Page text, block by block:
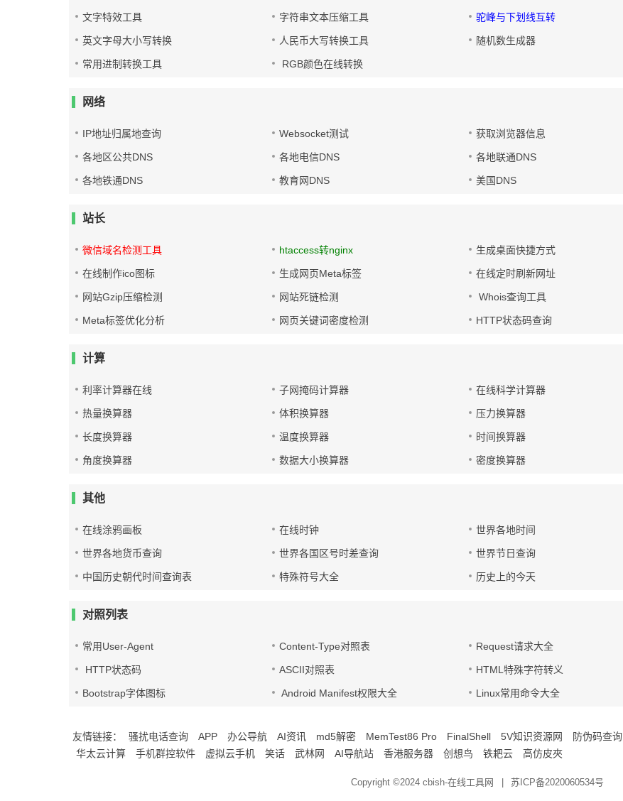
文字特效工具 字符串文本压缩工具 驼峰与下划线互转
英文字母大小写转换 人民币大写转换工具 随机数生成器
常用进制转换工具 RGB颜色在线转换
网络
IP地址归属地查询 Websocket测试 获取浏览器信息
各地区公共DNS 各地电信DNS 各地联通DNS
各地铁通DNS 教育网DNS 美国DNS
站长
微信域名检测工具 htaccess转nginx 生成桌面快捷方式
在线制作ico图标 生成网页Meta标签 在线定时刷新网址
网站Gzip压缩检测 网站死链检测 Whois查询工具
Meta标签优化分析 网页关键词密度检测 HTTP状态码查询
计算
利率计算器在线 子网掩码计算器 在线科学计算器
热量换算器 体积换算器 压力换算器
长度换算器 温度换算器 时间换算器
角度换算器 数据大小换算器 密度换算器
其他
在线涂鸦画板 在线时钟 世界各地时间
世界各地货币查询 世界各国区号时差查询 世界节日查询
中国历史朝代时间查询表 特殊符号大全 历史上的今天
对照列表
常用User-Agent Content-Type对照表 Request请求大全
HTTP状态码 ASCII对照表 HTML特殊字符转义
Bootstrap字体图标 Android Manifest权限大全 Linux常用命令大全
友情链接： 骚扰电话查询 APP 办公导航 AI资讯 md5解密 MemTest86 Pro FinalShell 5V知识资源网 防伪码查询
华太云计算
手机群控软件 虚拟云手机 笑话 武林网 AI导航站 香港服务器 创想鸟 铁耙云 高仿皮夾
Copyright ©2024 cbish-在线工具网 苏ICP备2020060534号